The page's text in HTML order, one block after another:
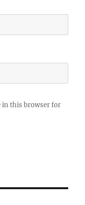
in this browser for